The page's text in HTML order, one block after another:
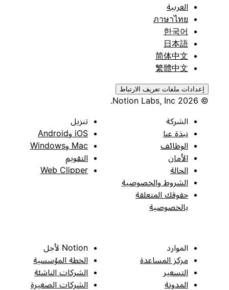
العربية
ภาษาไทย
한국어
日本語
简体中文
繁體中文
إعدادات ملفات تعريف الارتباط
الشركة
نبذة عنا
الوظائف
الأمان
الحالة
الشروط والخصوصية
حقوقك المتعلقة
بالخصوصية
تنزيل
iOS وAndroid
Mac وWindows
التقويم
Web Clipper
الموارد
مركز المساعدة
التسعير
المدونة
Notion لأجل
الخطة المؤسسية
الشركات الناشئة
الشركات الصغيرة